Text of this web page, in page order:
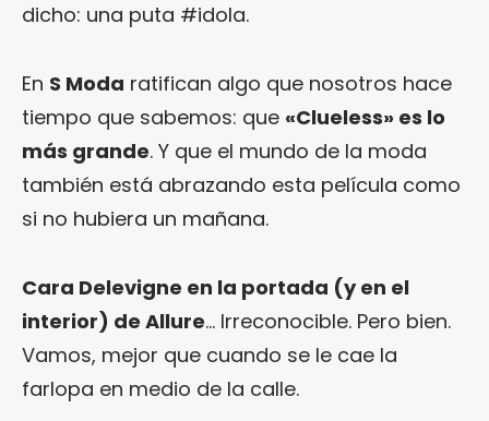
dicho: una puta #idola.
En S Moda ratifican algo que nosotros hace
tiempo que sabemos: que «Clueless» es lo
más grande. Y que el mundo de la moda
también está abrazando esta película como
si no hubiera un mañana.
Cara Delevigne en la portada (y en el
interior) de Allure… Irreconocible. Pero bien.
Vamos, mejor que cuando se le cae la
farlopa en medio de la calle.